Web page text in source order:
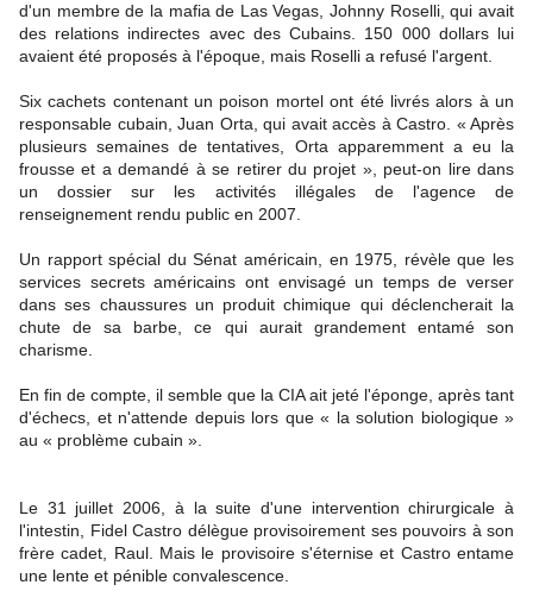
d'un membre de la mafia de Las Vegas, Johnny Roselli, qui avait
des relations indirectes avec des Cubains. 150 000 dollars lui
avaient été proposés à l'époque, mais Roselli a refusé l'argent.
Six cachets contenant un poison mortel ont été livrés alors à un
responsable cubain, Juan Orta, qui avait accès à Castro. « Après
plusieurs semaines de tentatives, Orta apparemment a eu la
frousse et a demandé à se retirer du projet », peut-on lire dans
un dossier sur les activités illégales de l'agence de
renseignement rendu public en 2007.
Un rapport spécial du Sénat américain, en 1975, révèle que les
services secrets américains ont envisagé un temps de verser
dans ses chaussures un produit chimique qui déclencherait la
chute de sa barbe, ce qui aurait grandement entamé son
charisme.
En fin de compte, il semble que la CIA ait jeté l'éponge, après tant
d'échecs, et n'attende depuis lors que « la solution biologique »
au « problème cubain ».
Le 31 juillet 2006, à la suite d'une intervention chirurgicale à
l'intestin, Fidel Castro délègue provisoirement ses pouvoirs à son
frère cadet, Raul. Mais le provisoire s'éternise et Castro entame
une lente et pénible convalescence.